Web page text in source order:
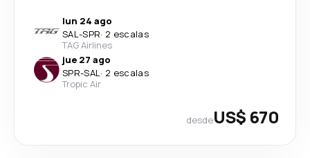
lun 24 ago
SAL-SPR· 2 escalas
TAG Airlines
jue 27 ago
SPR-SAL· 2 escalas
Tropic Air
desdeUS$ 670